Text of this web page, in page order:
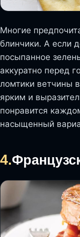
Многие
блинчики. А если
посыпанное
аккуратно перед
ломтики ветчины
ярким и
понравится
насыщенный
4.